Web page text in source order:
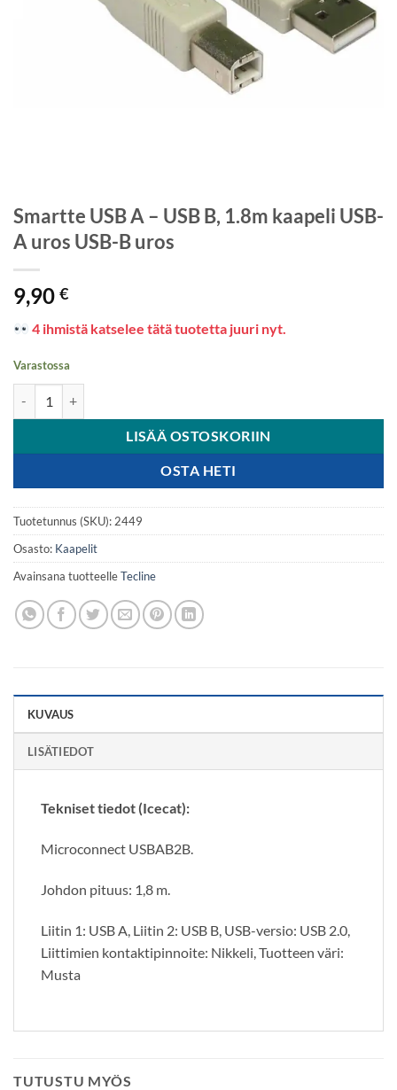
Smartte USB A – USB B, 1.8m kaapeli USB-
A uros USB-B uros
9,90 €
4 ihmistä katselee tätä tuotetta juuri nyt.
Varastossa
LISÄÄ OSTOSKORIIN
OSTA HETI
Tuotetunnus (SKU): 2449
Osasto: Kaapelit
Avainsana tuotteelleTecline
KUVAUS
LISÄTIEDOT
Tekniset tiedot (Icecat):
Microconnect USBAB2B.
Johdon pituus: 1,8 m.
Liitin 1: USB A, Liitin 2: USB B, USB-versio: USB 2.0,
Liittimien kontaktipinnoite: Nikkeli, Tuotteen väri:
Musta
TUTUSTU MYÖS